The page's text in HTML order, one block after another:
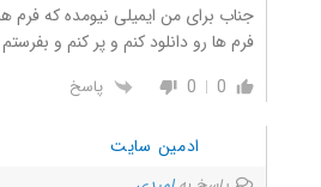
جناب برای من ایمیلی نیومده که فرم
فرم ها رو دانلود کنم و پر کنم و
0
0 پاسخ
ادمین سایت